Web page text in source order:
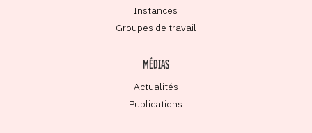
Instances
Groupes de travail
MÉDIAS
Actualités
Publications